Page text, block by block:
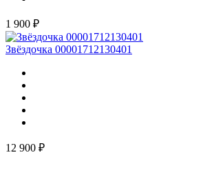
1 900 ₽
Звёздочка 00001712130401
12 900 ₽